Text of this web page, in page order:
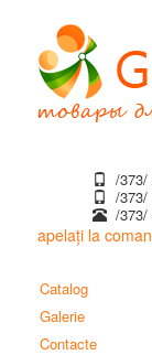
conţinutul
principal
/373/
/373/
/373/
apelați la
Catalog
Galerie
Contacte